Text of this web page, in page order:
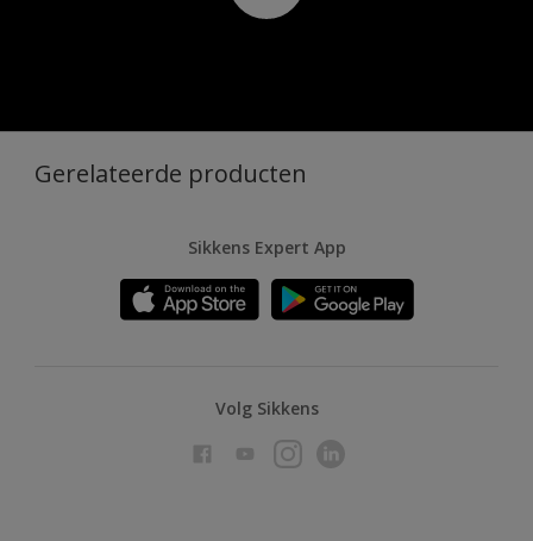
Gerelateerde producten
Sikkens Expert App
Volg Sikkens